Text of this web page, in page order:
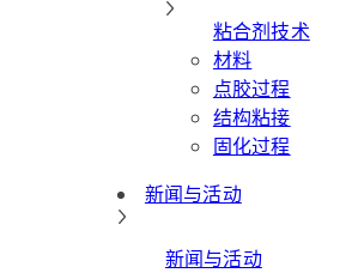
粘合剂技术
材料
点胶过程
结构粘接
固化过程
新闻与活动
新闻与活动